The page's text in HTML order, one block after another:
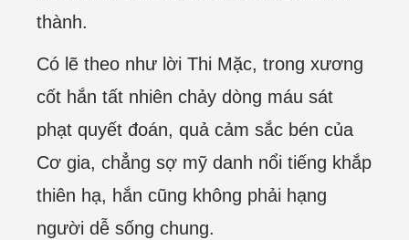
thành.
Có lẽ theo như lời Thi Mặc, trong xương
cốt hắn tất nhiên chảy dòng máu sát
phạt quyết đoán, quả cảm sắc bén của
Cơ gia, chẳng sợ mỹ danh nổi tiếng khắp
thiên hạ, hắn cũng không phải hạng
người dễ sống chung.